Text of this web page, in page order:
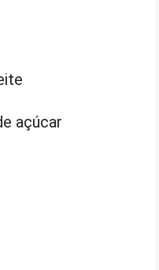
açúcar